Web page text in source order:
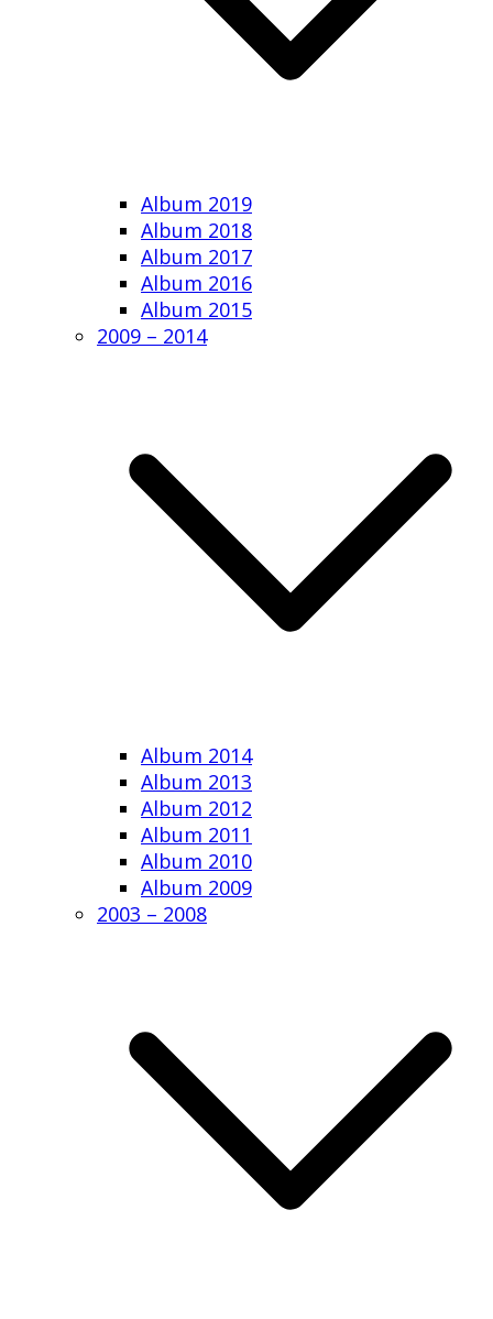
Album 2019
Album 2018
Album 2017
Album 2016
Album 2015
2009 – 2014
Album 2014
Album 2013
Album 2012
Album 2011
Album 2010
Album 2009
2003 – 2008